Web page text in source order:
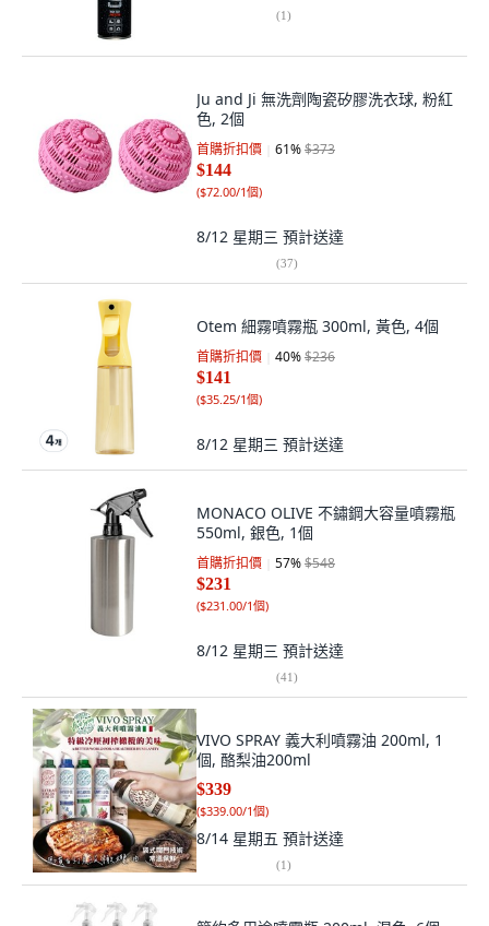
(1)
Ju and Ji 無洗劑陶瓷矽膠洗衣球, 粉紅
色, 2個
首購折扣價 61%$373
$144
($72.00/1個)
8/12 星期三 預計送達
(37)
Otem 細霧噴霧瓶 300ml, 黃色, 4個
首購折扣價 40%$236
$141
($35.25/1個)
8/12 星期三 預計送達
MONACO OLIVE 不鏽鋼大容量噴霧瓶
550ml, 銀色, 1個
首購折扣價 57%$548
$231
($231.00/1個)
8/12 星期三 預計送達
(41)
VIVO SPRAY 義大利噴霧油 200ml, 1
個, 酪梨油200ml
$339
($339.00/1個)
8/14 星期五 預計送達
(1)